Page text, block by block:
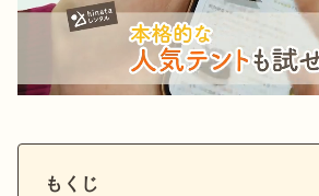
もくじ